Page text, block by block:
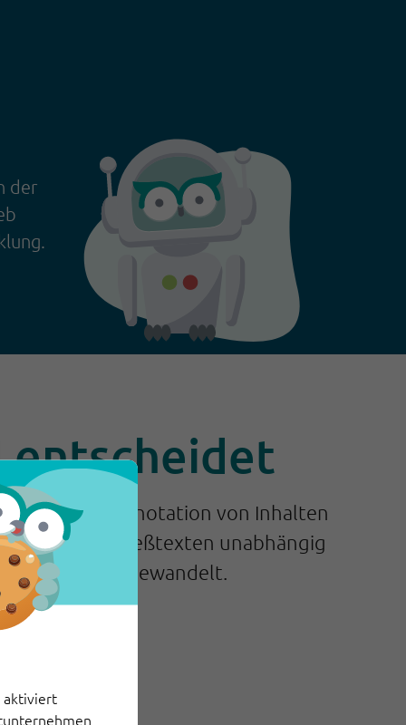
aktiviert
der
entscheidet
und Annotation von Inhalten
aus Fließtexten unabhängig
umgewandelt.